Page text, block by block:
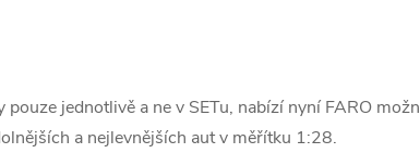
jednotlivě a ne v SETu, nabízí nyní FARO
a nejlevnějších aut v měřítku 1:28.